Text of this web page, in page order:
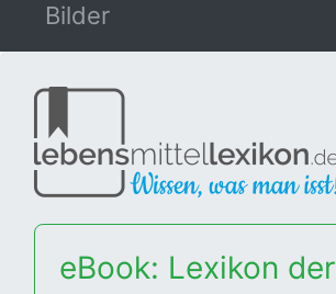
Bilder
eBook: Lexikon der